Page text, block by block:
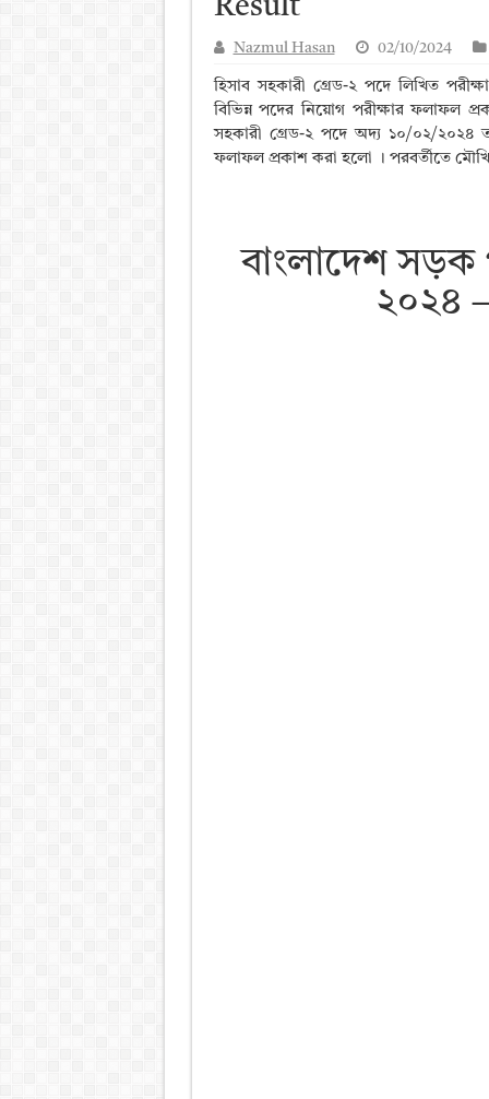
দিনাজপুর বোর্ড এইচএসসি
সিলেট বোর্ড এইচএসসি
Result
Nazmul Hasan 02/10/2024
হিসাব সহকারী গ্রেড-২ পদে লিখিত
বিভিন্ন পদের নিয়োগ পরীক্ষার ফলাফল
সহকারী গ্রেড-২ পদে অদ্য ১০/০২/২০২৪
ফলাফল প্রকাশ করা হলো । পরবর্তীতে
বাংলাদেশ
২০২৪